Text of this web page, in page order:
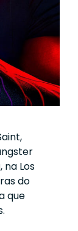
na Los
do
que